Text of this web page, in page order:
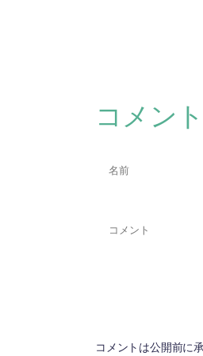
コメン
コメントは公開前に